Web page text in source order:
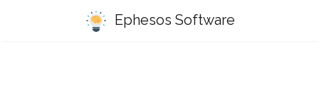
Ephesos Software